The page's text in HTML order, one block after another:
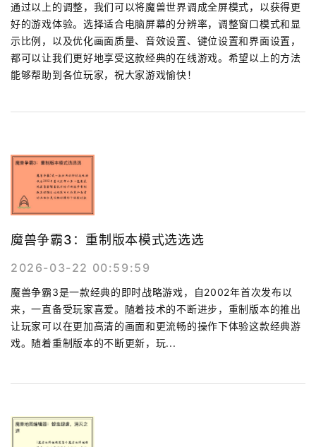
通过以上的调整，我们可以将魔兽世界调成全屏模式，以获得更
好的游戏体验。选择适合电脑屏幕的分辨率，调整窗口模式和显
示比例，以及优化画面质量、音效设置、键位设置和界面设置，
都可以让我们更好地享受这款经典的在线游戏。希望以上的方法
能够帮助到各位玩家，祝大家游戏愉快！
魔兽争霸3：重制版本模式选选选
2026-03-22 00:59:59
魔兽争霸3是一款经典的即时战略游戏，自2002年首次发布以
来，一直备受玩家喜爱。随着技术的不断进步，重制版本的推出
让玩家可以在更加高清的画面和更流畅的操作下体验这款经典游
戏。随着重制版本的不断更新，玩...